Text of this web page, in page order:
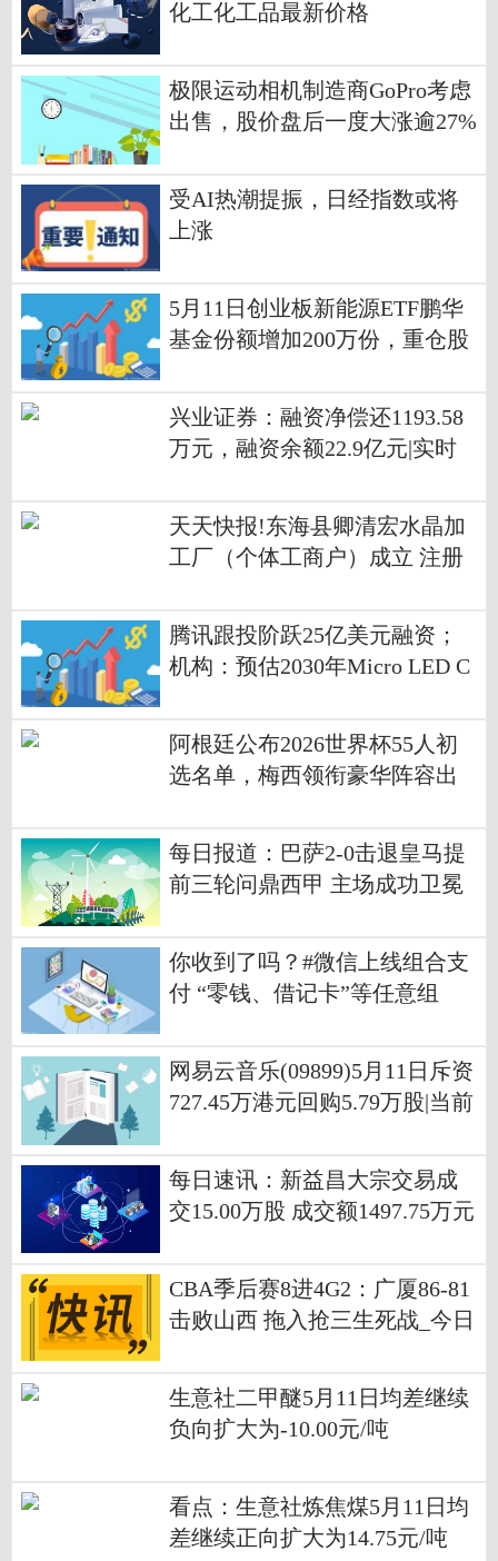
化工化工品最新价格
极限运动相机制造商GoPro考虑
出售，股价盘后一度大涨逾27%
受AI热潮提振，日经指数或将
上涨
5月11日创业板新能源ETF鹏华
基金份额增加200万份，重仓股
术 每日播报
兴业证券：融资净偿还1193.58
万元，融资余额22.9亿元|实时
天天快报!东海县卿清宏水晶加
工厂（个体工商户）成立 注册
腾讯跟投阶跃25亿美元融资；
机构：预估2030年Micro LED C
｜数智早参
阿根廷公布2026世界杯55人初
选名单，梅西领衔豪华阵容出
每日报道：巴萨2-0击退皇马提
前三轮问鼎西甲 主场成功卫冕
你收到了吗？#微信上线组合支
付 “零钱、借记卡”等任意组
网易云音乐(09899)5月11日斥资
727.45万港元回购5.79万股|当前
每日速讯：新益昌大宗交易成
交15.00万股 成交额1497.75万元
CBA季后赛8进4G2：广厦86-81
击败山西 拖入抢三生死战_今日
生意社二甲醚5月11日均差继续
负向扩大为-10.00元/吨
看点：生意社炼焦煤5月11日均
差继续正向扩大为14.75元/吨